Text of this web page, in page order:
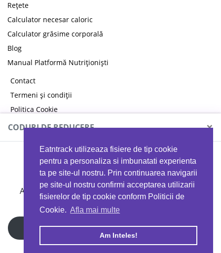
Eatntrack utilizeaza fisiere de tip cookie
pentru a personaliza si imbunatati experienta
ta pe site-ul nostru. Prin continuarea navigarii
pe site-ul nostru confirmi acceptarea utilizarii
fisierelor de tip cookie conform Politicii de
Cookie. Afla mai multe
Am Inteles!
Rețete
Calculator necesar caloric
Calculator grăsime corporală
Blog
Manual Platformă Nutriționiști
Contact
Termeni și condiții
Politica Cookie
Politica de confidențialitate
Copyright © 2026 EAT & TRACK S.R.L
CODURI DE REDUCERE ×
MYPROTEIN
Ai 40%reducere la orice comandă folosind codul
EATTRACK
Profită acum